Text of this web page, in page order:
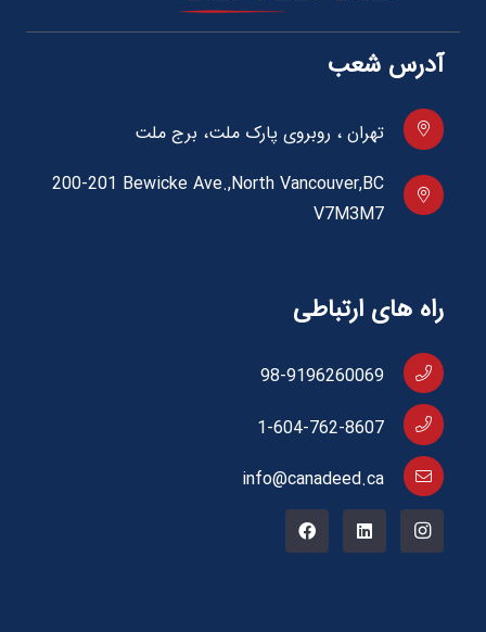
آدرس شعب
تهران ، روبروی پارک ملت، برج ملت
200-201 Bewicke Ave.,North Vancouver,BC
V7M3M7
راه های ارتباطی
98-9196260069
1-604-762-8607
info@canadeed.ca